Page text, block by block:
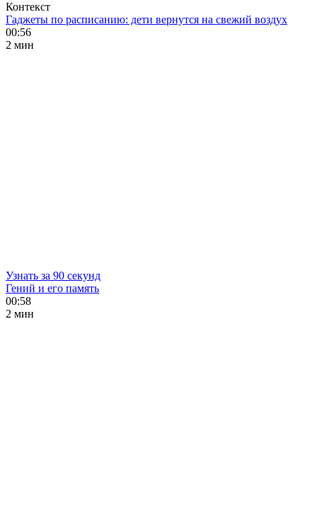
Контекст
Гаджеты по расписанию: дети вернутся на свежий воздух
00:56
2 мин
Узнать за 90 секунд
Гений и его память
00:58
2 мин